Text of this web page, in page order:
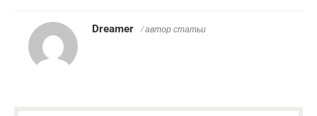
Dreamer / автор статьи